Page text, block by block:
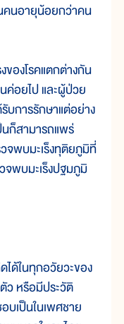
นคนอายุน้อยกว่าคน
งโรคแตกต่างกัน
ค่อยไป และผู้ป่วย
บการรักษาแต่อย่าง
นก็สามารถแพร่
วจพบมะเร็งทุติยภูมิที่
จพบมะเร็งปฐมภูมิ
ด้ในทุกอวัยวะของ
ว หรือมีประวัติ
บเป็นในเพศชาย